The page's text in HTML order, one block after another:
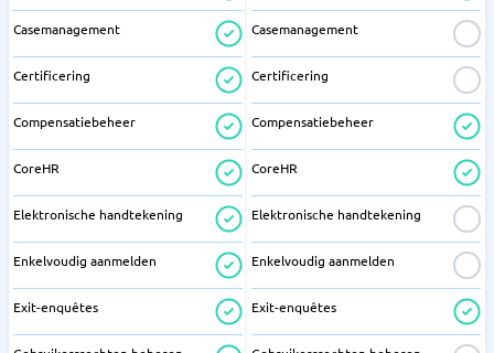
Casemanagement
Certificering
Compensatiebeheer
CoreHR
Elektronische handtekening
Enkelvoudig aanmelden
Exit-enquêtes
Casemanagement
Certificering
Compensatiebeheer
CoreHR
Elektronische handtekening
Enkelvoudig aanmelden
Exit-enquêtes